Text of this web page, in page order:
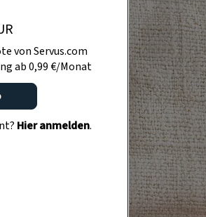
von Servus.com
ab 0,99 €/Monat
Hier anmelden.